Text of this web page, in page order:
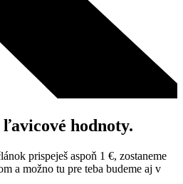
ľavicové hodnoty.
prispeješ aspoň 1 €, zostaneme
a možno tu pre teba budeme aj v